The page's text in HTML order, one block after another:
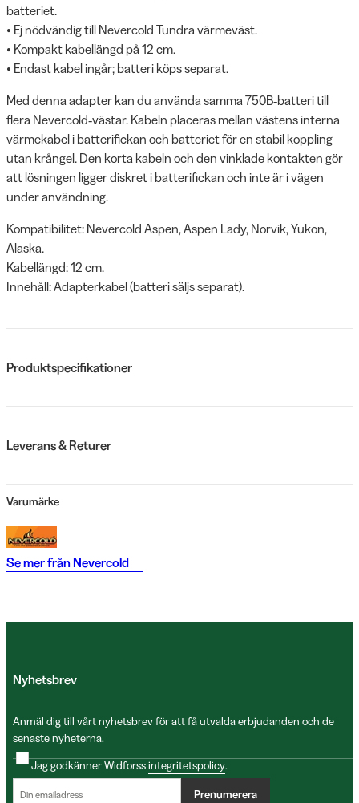
batteriet.
• Ej nödvändig till Nevercold Tundra värmeväst.
• Kompakt kabellängd på 12 cm.
• Endast kabel ingår; batteri köps separat.
Med denna adapter kan du använda samma 750B‑batteri till
flera Nevercold‑västar. Kabeln placeras mellan västens interna
värmekabel i batterifickan och batteriet för en stabil koppling
utan krångel. Den korta kabeln och den vinklade kontakten gör
att lösningen ligger diskret i batterifickan och inte är i vägen
under användning.
Kompatibilitet: Nevercold Aspen, Aspen Lady, Norvik, Yukon,
Alaska.
Kabellängd: 12 cm.
Innehåll: Adapterkabel (batteri säljs separat).
Produktspecifikationer
Leverans & Returer
Varumärke
Se mer från Nevercold
Nyhetsbrev
Anmäl dig till vårt nyhetsbrev för att få utvalda erbjudanden och de
senaste nyheterna.
Jag godkänner Widforssintegritetspolicy.
Prenumerera